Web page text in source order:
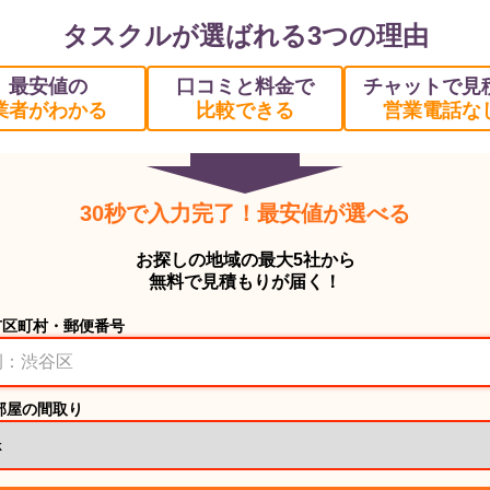
タスクルが選ばれる3つの理由
最安値の
者がわかる
口コミと料金で
比較できる
チャットで見
営業電話な
30秒で入力完了！最安値が選べる
お探しの地域の最大5社から
無料で見積もりが届く！
町村・郵便番号
の間取り